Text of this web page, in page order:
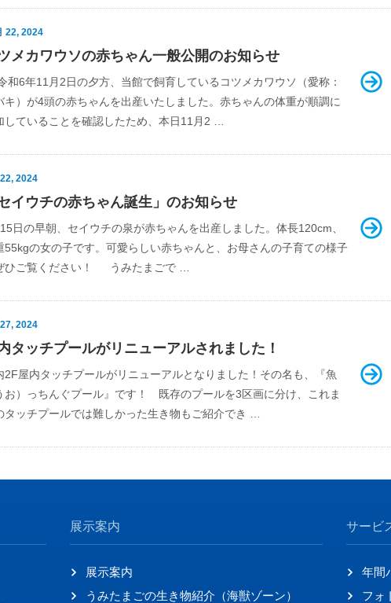
22, 2024
メカワウソの赤ちゃん一般公開のお知らせ
6年11月2日の夕方、当館で飼育しているコツメカワウソ（愛称：
キ）が4頭の赤ちゃんを出産いたしました。赤ちゃんの体重が順調に
していることを確認したため、本日11月2 …
2024
セイウチの赤ちゃん誕生」のお知らせ
日の早朝、セイウチの泉が赤ちゃんを出産しました。体長120cm、
55kgの女の子です。可愛らしい赤ちゃんと、お母さんの子育ての様子
ひご覧ください！ うみたまごで …
2024
タッチプールがリニューアルされました！
2F屋内タッチプールがリニューアルとなりました！その名も、『魚
お）っちんぐプール』です！ 既存のプールを3区画に分け、これま
タッチプールでは難しかった生き物もご紹介でき …
展示案内
展示案内
うみたまごの生き物紹介（海獣ゾーン）
サービ
年間
フォ